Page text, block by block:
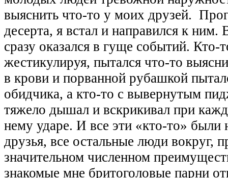
выяснить что-то у моих друзей.
десерта, я встал и направился к ним.
сразу оказался в гуще событий. Кто-
жестикулируя, пытался что-то
в крови и порванной рубашкой
обидчика, а кто-то с вывернутым
тяжело дышал и вскрикивал при
нему ударе. И все эти «кто-то» были
друзья, все остальные люди вокруг,
значительном численном
знакомые мне бритоголовые парни